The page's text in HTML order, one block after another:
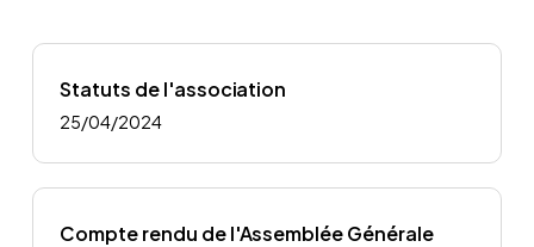
Statuts de l'association
25/04/2024
Compte rendu de l'Assemblée Générale